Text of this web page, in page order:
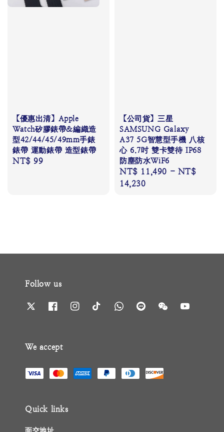
【優惠出清】Apple
Watch矽膠錶帶&編織造
型42/44/45/49mm手錶
錶帶 運動錶帶 造型錶帶
Regular
NT$ 99
【公司貨】三星
SAMSUNG Galaxy
A37 5G智慧型手機 八核
心 6.7吋 雙卡雙待 IP68
防塵防水WiF6
Regular
price
NT$ 11,490 - NT$
14,230
Follow us
We accept
Quick links